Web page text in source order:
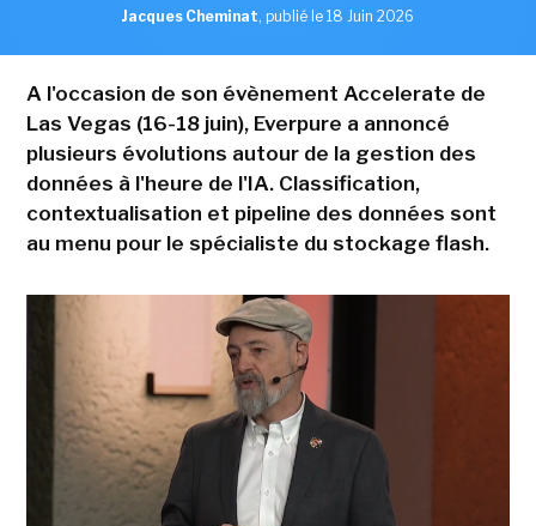
Jacques Cheminat, publié le 18 Juin 2026
A l'occasion de son évènement Accelerate de
Las Vegas (16-18 juin), Everpure a annoncé
plusieurs évolutions autour de la gestion des
données à l'heure de l'IA. Classification,
contextualisation et pipeline des données sont
au menu pour le spécialiste du stockage flash.